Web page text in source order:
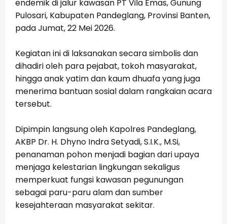
endemik di jalur kawasan PT Vila Emas, Gunung
Pulosari, Kabupaten Pandeglang, Provinsi Banten,
pada Jumat, 22 Mei 2026.
Kegiatan ini di laksanakan secara simbolis dan
dihadiri oleh para pejabat, tokoh masyarakat,
hingga anak yatim dan kaum dhuafa yang juga
menerima bantuan sosial dalam rangkaian acara
tersebut.
Dipimpin langsung oleh Kapolres Pandeglang,
AKBP Dr. H. Dhyno Indra Setyadi, S.I.K., M.Si,
penanaman pohon menjadi bagian dari upaya
menjaga kelestarian lingkungan sekaligus
memperkuat fungsi kawasan pegunungan
sebagai paru-paru alam dan sumber
kesejahteraan masyarakat sekitar.